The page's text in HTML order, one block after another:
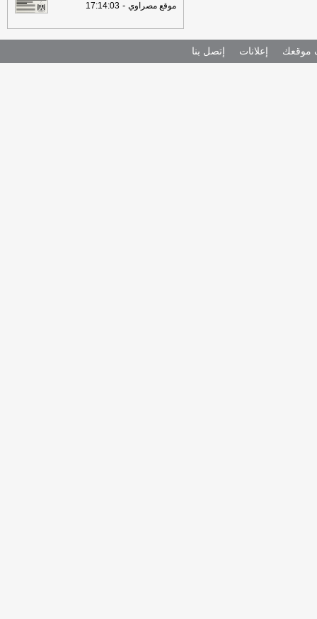
موقع مصراوي -
17:14:03
موقعك إعلانات إتصل بنا